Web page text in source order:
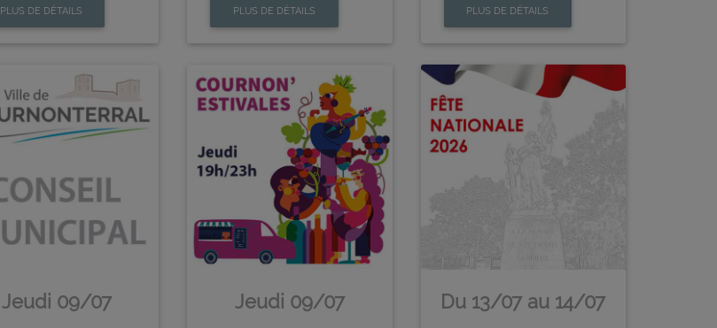
PLUS DE DÉTAILS PLUS DE DÉTAILS PLUS DE DÉTAILS
Jeudi 09/07 Jeudi 09/07 Du 13/07 au 14/07